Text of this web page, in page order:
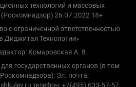
технологий и массовых
26.07.2022 18+
с ограниченной ответственностью
Диджитал Технологии»
Комаровская А. В.
государственных органов (в том
Эл. почта:
телефон: +7(495) 633-57-57